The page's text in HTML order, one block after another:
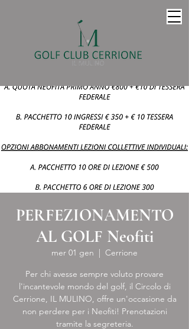
PERFEZIONAMENTO
AL GOLF Neofiti
mer 01 gen
  |
Cerrione
Per chi avesse sempre voluto provare
l'incantevole mondo del golf, il Circolo di
Cerrione, IL MULINO, offre un'occasione da
non perdere per i Neofiti! Prenotazioni
tramite la segreteria.